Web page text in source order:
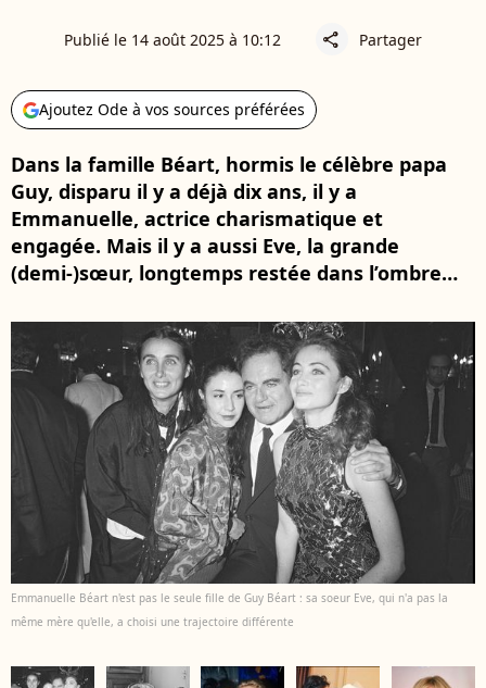
Publié le 14 août 2025 à 10:12 share Partager
Ajoutez Ode à vos sources préférées
Dans la famille Béart, hormis le célèbre papa
Guy, disparu il y a déjà dix ans, il y a
Emmanuelle, actrice charismatique et
engagée. Mais il y a aussi Eve, la grande
(demi-)sœur, longtemps restée dans l’ombre…
Emmanuelle Béart n'est pas le seule fille de Guy Béart : sa soeur Eve, qui n'a pas la
même mère qu'elle, a choisi une trajectoire différente